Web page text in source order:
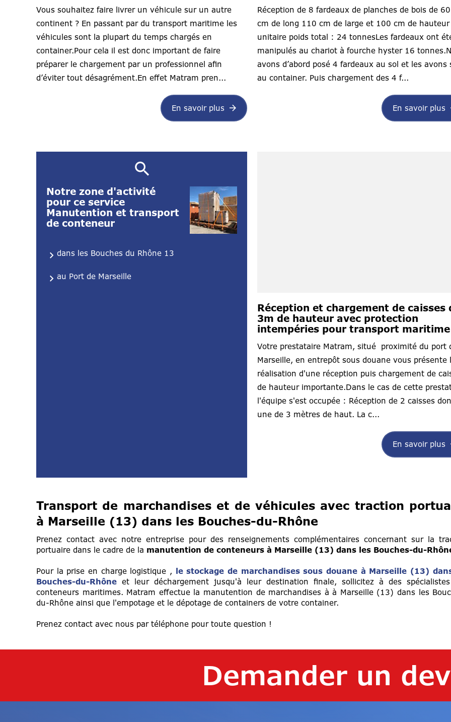
Vous souhaitez faire livrer un véhicule sur un autre
continent ? En passant par du transport maritime les
véhicules sont la plupart du temps chargés en
container.Pour cela il est donc important de faire
préparer le chargement par un professionnel afin
d’éviter tout désagrément.En effet Matram pren...
En savoir plus
Réception de 8 fardeaux de planches de bois de
cm de long 110 cm de large et 100 cm de hauteur
unitaire poids total : 24 tonnesLes fardeaux ont
manipulés au chariot à fourche hyster 16
avons d’abord posé 4 fardeaux au sol et les avons
au container. Puis chargement des 4 f...
En savoir plus
Notre zone d'activité
pour ce service
Manutention et transport
de conteneur
dans les Bouches du Rhône 13
au Port de Marseille
Réception et chargement de caisses
3m de hauteur avec protection
intempéries pour transport maritime
Votre prestataire Matram, situé proximité du port
Marseille, en entrepôt sous douane vous présente
réalisation d'une réception puis chargement de
de hauteur importante.Dans le cas de cette
l'équipe s'est occupée : Réception de 2 caisses
une de 3 mètres de haut. La c...
En savoir plus
Transport de marchandises et de véhicules avec traction
à Marseille (13) dans les Bouches-du-Rhône
Prenez contact avec notre entreprise pour des renseignements complémentaires concernant sur la
portuaire dans le cadre de la manutention de conteneurs à Marseille (13) dans les Bouches-du-
Pour la prise en charge logistique , le stockage de marchandises sous douane à Marseille (13)
Bouches-du-Rhône et leur déchargement jusqu'à leur destination finale, sollicitez à des
conteneurs maritimes. Matram effectue la manutention de marchandises à à Marseille (13) dans les
du-Rhône ainsi que l'empotage et le dépotage de containers de votre container.
Prenez contact avec nous par téléphone pour toute question !
Demander un